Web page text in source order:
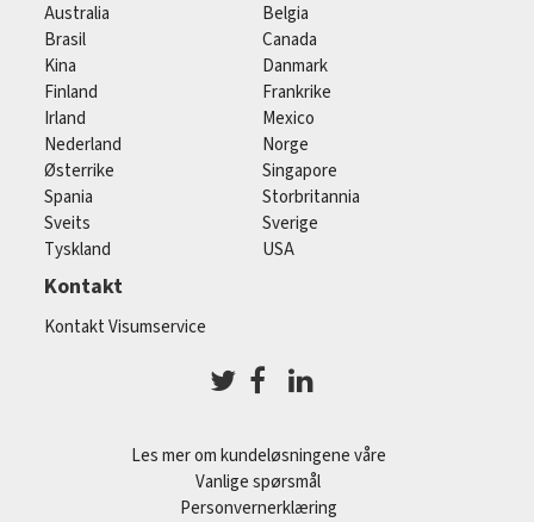
Australia
Belgia
Brasil
Canada
Kina
Danmark
Finland
Frankrike
Irland
Mexico
Nederland
Norge
Østerrike
Singapore
Spania
Storbritannia
Sveits
Sverige
Tyskland
USA
Kontakt
Kontakt Visumservice
Les mer om kundeløsningene våre
Vanlige spørsmål
Personvernerklæring